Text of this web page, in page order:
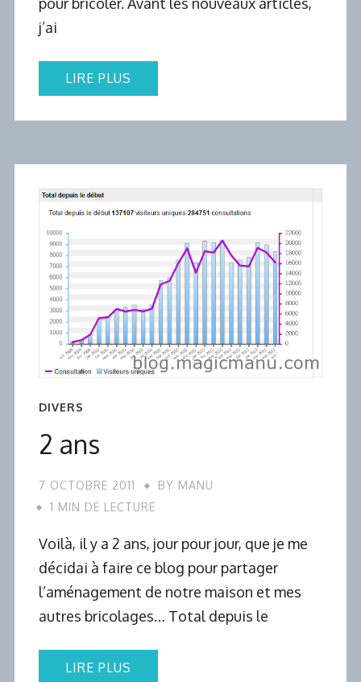
j’ai
LIRE PLUS
DIVERS
2 ans
7 OCTOBRE 2011 BY MANU
1 MIN DE LECTURE
Voilà, il y a 2 ans, jour pour jour, que je me
décidai à faire ce blog pour partager
l’aménagement de notre maison et mes
autres bricolages… Total depuis le
LIRE PLUS